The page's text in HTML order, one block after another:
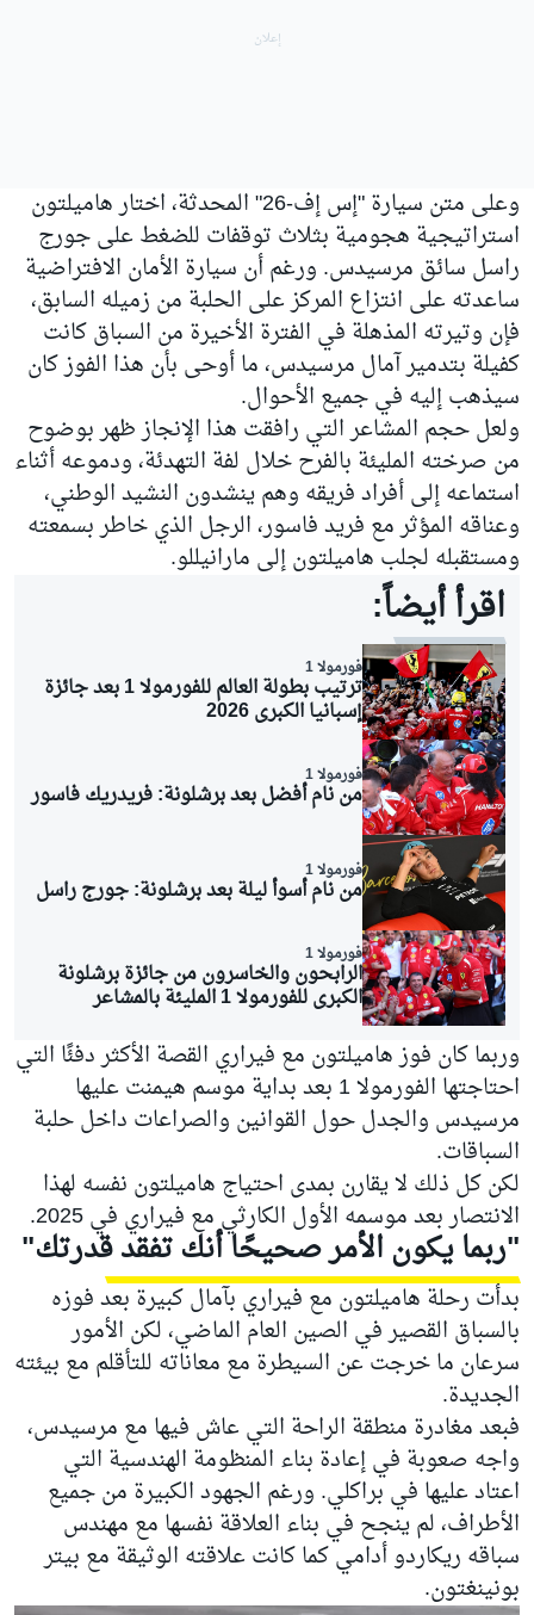
وعلى متن سيارة "إس إف-26" المحدثة، اختار هاميلتون
استراتيجية هجومية بثلاث توقفات للضغط على جورج
راسل سائق مرسيدس. ورغم أن سيارة الأمان الافتراضية
ساعدته على انتزاع المركز على الحلبة من زميله السابق،
فإن وتيرته المذهلة في الفترة الأخيرة من السباق كانت
كفيلة بتدمير آمال مرسيدس، ما أوحى بأن هذا الفوز كان
سيذهب إليه في جميع الأحوال.
ولعل حجم المشاعر التي رافقت هذا الإنجاز ظهر بوضوح
من صرخته المليئة بالفرح خلال لفة التهدئة، ودموعه أثناء
استماعه إلى أفراد فريقه وهم ينشدون النشيد الوطني،
وعناقه المؤثر مع فريد فاسور، الرجل الذي خاطر بسمعته
ومستقبله لجلب هاميلتون إلى مارانيللو.
اقرأ أيضاً:
فورمولا 1
ترتيب بطولة العالم للفورمولا 1 بعد جائزة
إسبانيا الكبرى 2026
فورمولا 1
من نام أفضل بعد برشلونة: فريدريك فاسور
فورمولا 1
من نام أسوأ ليلة بعد برشلونة: جورج راسل
فورمولا 1
الرابحون والخاسرون من جائزة برشلونة
الكبرى للفورمولا 1 المليئة بالمشاعر
وربما كان فوز هاميلتون مع فيراري القصة الأكثر دفئًا التي
احتاجتها الفورمولا 1 بعد بداية موسم هيمنت عليها
مرسيدس والجدل حول القوانين والصراعات داخل حلبة
السباقات.
لكن كل ذلك لا يقارن بمدى احتياج هاميلتون نفسه لهذا
الانتصار بعد موسمه الأول الكارثي مع فيراري في 2025.
"ربما يكون الأمر صحيحًا أنك تفقد قدرتك"
بدأت رحلة هاميلتون مع فيراري بآمال كبيرة بعد فوزه
بالسباق القصير في الصين العام الماضي، لكن الأمور
سرعان ما خرجت عن السيطرة مع معاناته للتأقلم مع بيئته
الجديدة.
فبعد مغادرة منطقة الراحة التي عاش فيها مع مرسيدس،
واجه صعوبة في إعادة بناء المنظومة الهندسية التي
اعتاد عليها في براكلي. ورغم الجهود الكبيرة من جميع
الأطراف، لم ينجح في بناء العلاقة نفسها مع مهندس
سباقه ريكاردو أدامي كما كانت علاقته الوثيقة مع بيتر
بونينغتون.